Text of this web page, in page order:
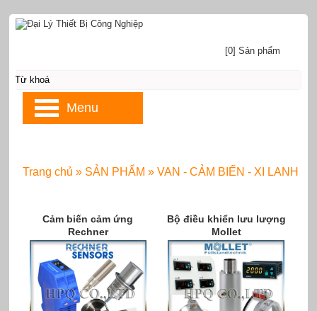
Cảm biến cảm ứng
Rechner
Bộ điều khiển lưu lượng
Mollet
Trang chủ » SẢN PHẨM » VAN - CẢM BIẾN - XI LANH
[0] Sản phẩm
Menu